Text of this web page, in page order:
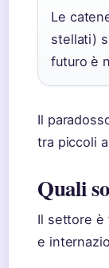
Le
stellati)
futuro è
Il
tra piccoli
Quali
Il settore è
e